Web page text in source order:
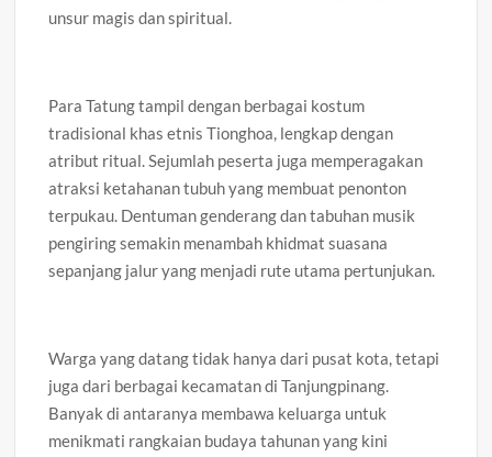
unsur magis dan spiritual.
Para Tatung tampil dengan berbagai kostum
tradisional khas etnis Tionghoa, lengkap dengan
atribut ritual. Sejumlah peserta juga memperagakan
atraksi ketahanan tubuh yang membuat penonton
terpukau. Dentuman genderang dan tabuhan musik
pengiring semakin menambah khidmat suasana
sepanjang jalur yang menjadi rute utama pertunjukan.
Warga yang datang tidak hanya dari pusat kota, tetapi
juga dari berbagai kecamatan di Tanjungpinang.
Banyak di antaranya membawa keluarga untuk
menikmati rangkaian budaya tahunan yang kini